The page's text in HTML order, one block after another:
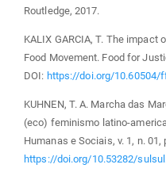
Routledge, 2017.
KALIX GARCIA, T. The impact
Food Movement. Food for
DOI: https://doi.org/10.60504/
KUHNEN, T. A. Marcha das
(eco) feminismo latino-
Humanas e Sociais, v. 1, n. 01,
https://doi.org/10.53282/